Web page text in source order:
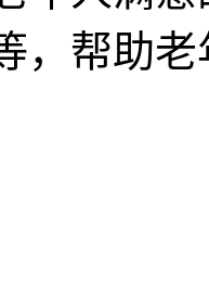
，帮助